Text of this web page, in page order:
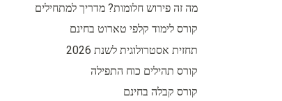
מה זה פירוש חלומות? מדריך למתחילים
קורס לימוד קלפי טארוט בחינם
תחזית אסטרולוגית לשנת 2026
קורס תהילים כוח התפילה
קורס קבלה בחינם